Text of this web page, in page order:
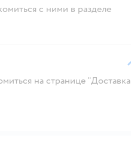
с ними в разделе
на странице "Доставка